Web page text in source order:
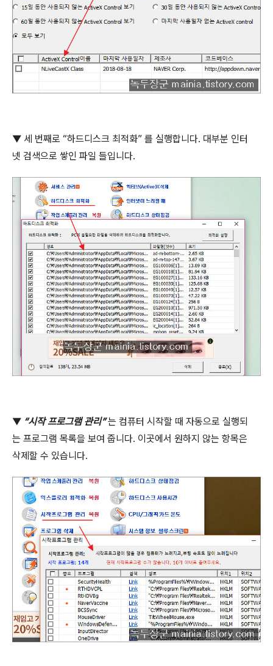
▼ 세 번째로 “하드디스크 최적화” 를 실행합니다. 대부분 인터
넷 검색으로 쌓인 파일 들입니다.
▼ “시작 프로그램 관리” 는 컴퓨터 시작할 때 자동으로 실행되
는 프로그램 목록을 보여 줍니다. 이곳에서 원하지 않는 항목은
삭제할 수 있습니다.